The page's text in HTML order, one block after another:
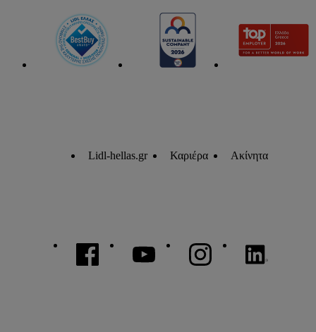
Lidl-hellas.gr Καριέρα Ακίνητα